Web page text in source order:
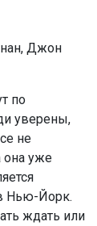
Джон
по
уверены,
не
она уже
Нью-Йорк.
ждать или